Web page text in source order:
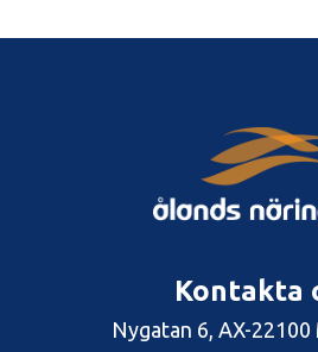
Kontakta
Nygatan 6, AX-22100